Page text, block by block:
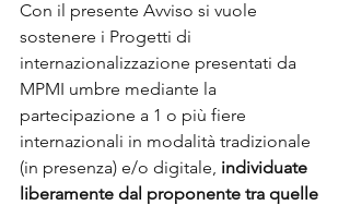
Con il presente Avviso si vuole
sostenere i Progetti di
internazionalizzazione presentati da
MPMI umbre mediante la
partecipazione a 1 o più fiere
internazionali in modalità tradizionale
(in presenza) e/o digitale, individuate
liberamente dal proponente tra quelle